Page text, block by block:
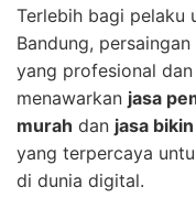
Terlebih bagi pelaku
Bandung,
yang profesional
menawarkan jasa
murah dan jasa
yang terpercaya
di dunia digital.